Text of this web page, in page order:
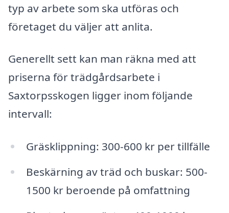
typ av arbete som ska utföras och
företaget du väljer att anlita.
Generellt sett kan man räkna med att
priserna för trädgårdsarbete i
Saxtorpsskogen ligger inom följande
intervall:
Gräsklippning: 300-600 kr per tillfälle
Beskärning av träd och buskar: 500-
1500 kr beroende på omfattning